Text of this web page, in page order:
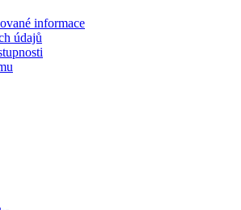
informace
údajů